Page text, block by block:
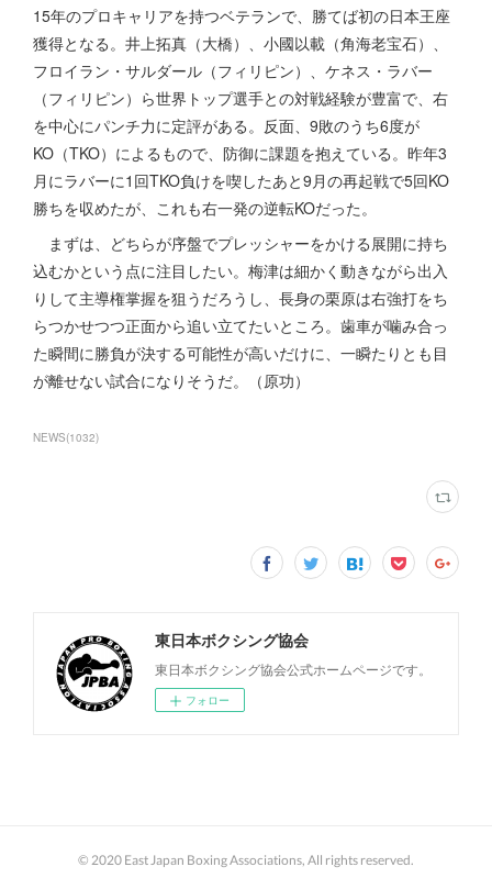
15年のプロキャリアを持つベテランで、勝てば初の日本王座
獲得となる。井上拓真（大橋）、小國以載（角海老宝石）、
フロイラン・サルダール（フィリピン）、ケネス・ラバー
（フィリピン）ら世界トップ選手との対戦経験が豊富で、右
を中心にパンチ力に定評がある。反面、9敗のうち6度が
KO（TKO）によるもので、防御に課題を抱えている。昨年3
月にラバーに1回TKO負けを喫したあと9月の再起戦で5回KO
勝ちを収めたが、これも右一発の逆転KOだった。
まずは、どちらが序盤でプレッシャーをかける展開に持ち
込むかという点に注目したい。梅津は細かく動きながら出入
りして主導権掌握を狙うだろうし、長身の栗原は右強打をち
らつかせつつ正面から追い立てたいところ。歯車が噛み合っ
た瞬間に勝負が決する可能性が高いだけに、一瞬たりとも目
が離せない試合になりそうだ。（原功）
NEWS(1032)
東日本ボクシング協会
東日本ボクシング協会公式ホームページです。
フォロー
© 2020 East Japan Boxing Associations, All rights reserved.